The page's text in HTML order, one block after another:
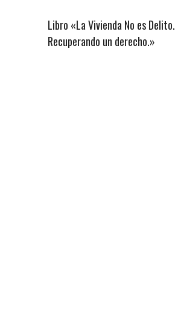
Libro «La Vivienda No es Delito.
Recuperando un derecho.»